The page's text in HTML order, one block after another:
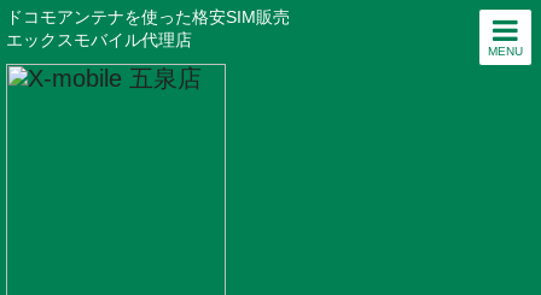
MENU
ドコモアンテナを使った格安SIM販売
エックスモバイル代理店